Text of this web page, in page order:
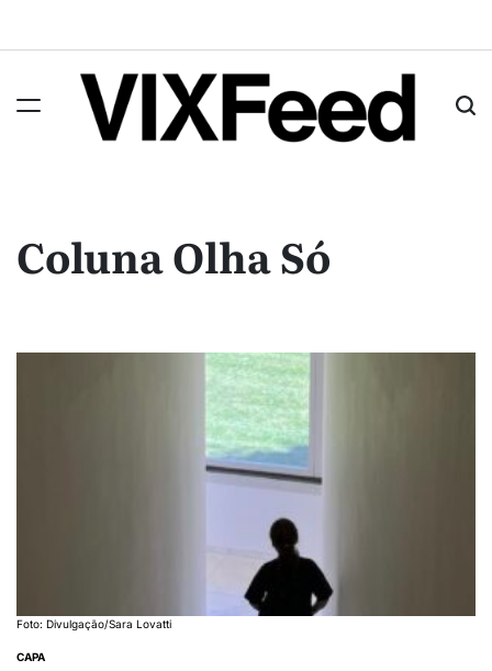
Coluna Olha Só
Foto: Divulgação/Sara Lovatti
CAPA